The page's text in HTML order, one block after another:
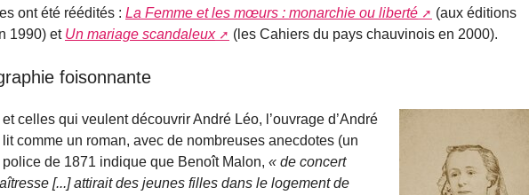
ont été réédités : La Femme et les mœurs : monarchie ou liberté
(aux éditions
1990) et Un mariage scandaleux (les Cahiers du pays chauvinois en 2000).
foisonnante
celles qui veulent découvrir André Léo, l’ouvrage d’André
comme un roman, avec de nombreuses anecdotes (un
police de 1871 indique que Benoît Malon,
de concert
[...] attirait des jeunes filles dans le logement de